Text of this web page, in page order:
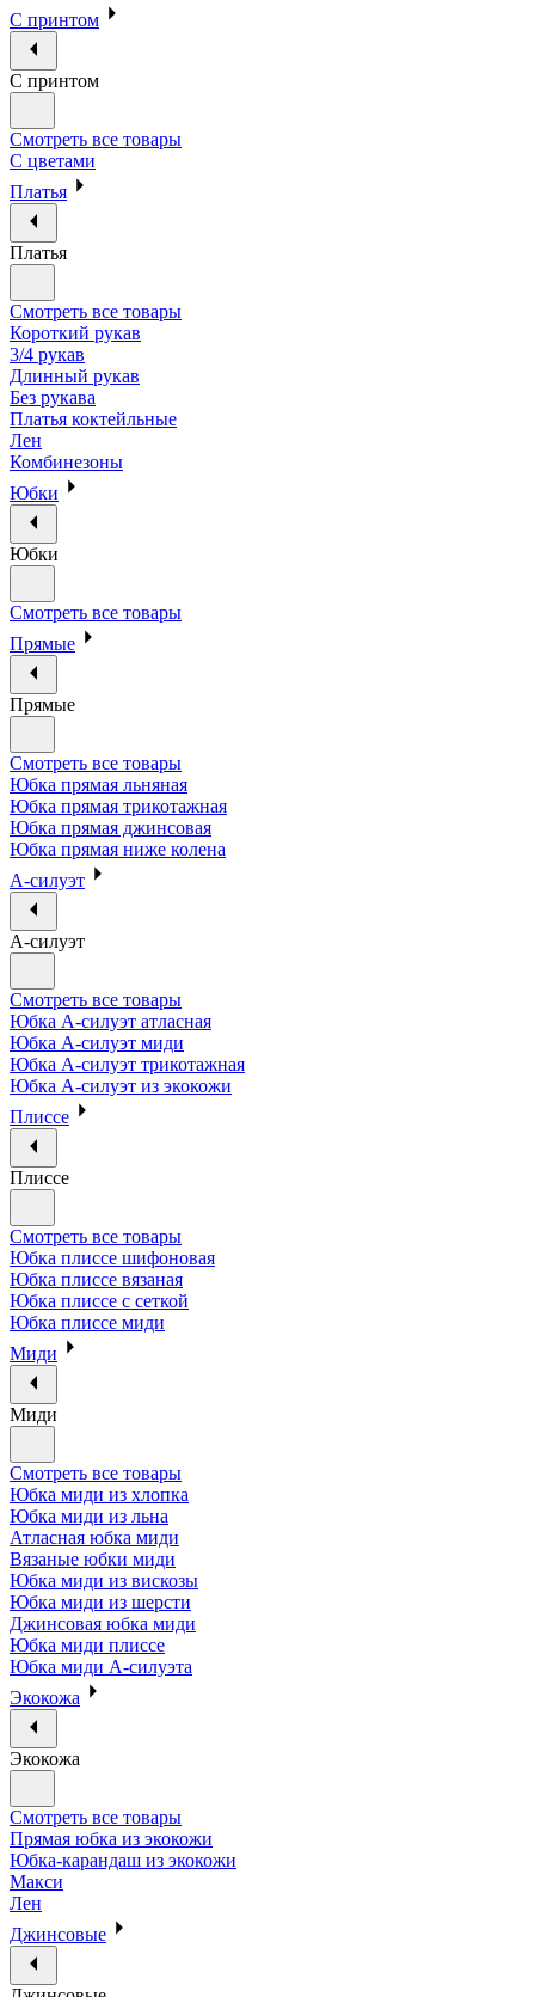
С принтом
С принтом
Смотреть все товары
С цветами
Платья
Платья
Смотреть все товары
Короткий рукав
3/4 рукав
Длинный рукав
Без рукава
Платья коктейльные
Лен
Комбинезоны
Юбки
Юбки
Смотреть все товары
Прямые
Прямые
Смотреть все товары
Юбка прямая льняная
Юбка прямая трикотажная
Юбка прямая джинсовая
Юбка прямая ниже колена
А-силуэт
А-силуэт
Смотреть все товары
Юбка А-силуэт атласная
Юбка А-силуэт миди
Юбка А-силуэт трикотажная
Юбка А-силуэт из экокожи
Плиссе
Плиссе
Смотреть все товары
Юбка плиссе шифоновая
Юбка плиссе вязаная
Юбка плиссе с сеткой
Юбка плиссе миди
Миди
Миди
Смотреть все товары
Юбка миди из хлопка
Юбка миди из льна
Атласная юбка миди
Вязаные юбки миди
Юбка миди из вискозы
Юбка миди из шерсти
Джинсовая юбка миди
Юбка миди плиссе
Юбка миди А-силуэта
Экокожа
Экокожа
Смотреть все товары
Прямая юбка из экокожи
Юбка-карандаш из экокожи
Макси
Лен
Джинсовые